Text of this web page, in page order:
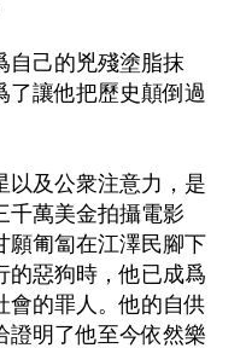
自己的兇殘塗脂抹
了讓他把歷史顛倒過
以及公衆注意力，是
千萬美金拍攝電影
願匍匐在江澤民腳下
的惡狗時，他已成爲
會的罪人。他的自供
證明了他至今依然樂